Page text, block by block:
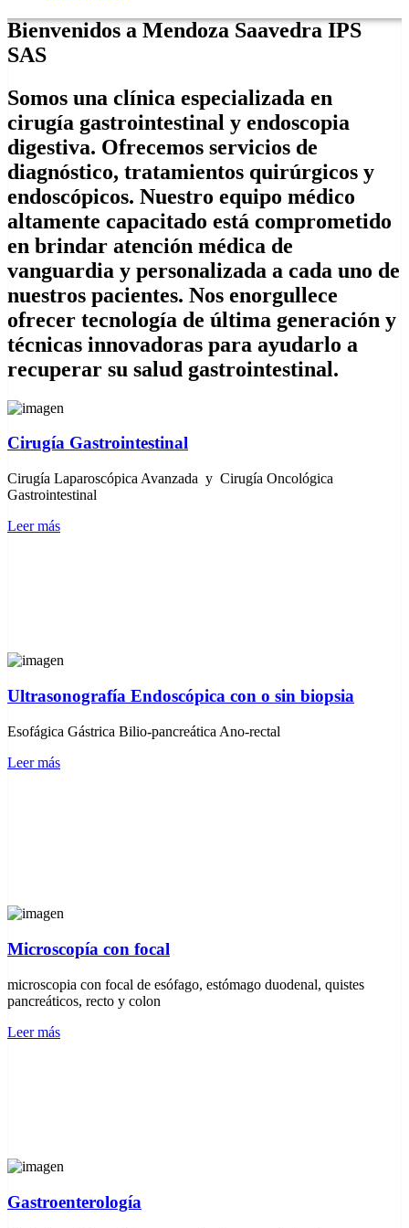
Bienvenidos a Mendoza Saavedra IPS
SAS
Somos una clínica especializada en
cirugía gastrointestinal y endoscopia
digestiva. Ofrecemos servicios de
diagnóstico, tratamientos quirúrgicos y
endoscópicos. Nuestro equipo médico
altamente capacitado está comprometido
en brindar atención médica de
vanguardia y personalizada a cada uno de
nuestros pacientes. Nos enorgullece
ofrecer tecnología de última generación y
técnicas innovadoras para ayudarlo a
recuperar su salud gastrointestinal.
Cirugía Gastrointestinal
Cirugía Laparoscópica Avanzada y Cirugía Oncológica
Gastrointestinal
Leer más
Ultrasonografía Endoscópica con o sin biopsia
Esofágica Gástrica Bilio-pancreática Ano-rectal
Leer más
Microscopía con focal
microscopia con focal de esófago, estómago duodenal, quistes
pancreáticos, recto y colon
Leer más
Gastroenterología